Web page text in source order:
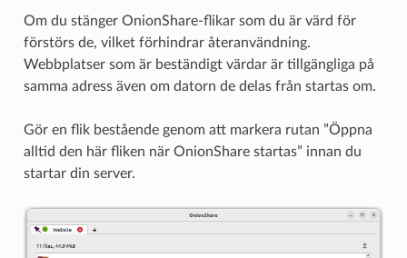
Om du stänger OnionShare-flikar som du är värd för
förstörs de, vilket förhindrar återanvändning.
Webbplatser som är beständigt värdar är tillgängliga på
samma adress även om datorn de delas från startas om.
Gör en flik bestående genom att markera rutan ”Öppna
alltid den här fliken när OnionShare startas” innan du
startar din server.